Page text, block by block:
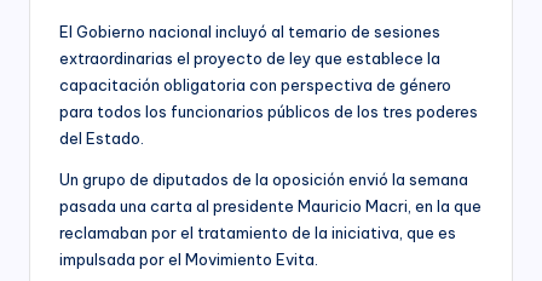
El Gobierno nacional incluyó al temario de sesiones
extraordinarias el proyecto de ley que establece la
capacitación obligatoria con perspectiva de género
para todos los funcionarios públicos de los tres poderes
del Estado.
Un grupo de diputados de la oposición envió la semana
pasada una carta al presidente Mauricio Macri, en la que
reclamaban por el tratamiento de la iniciativa, que es
impulsada por el Movimiento Evita.